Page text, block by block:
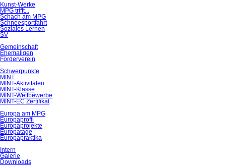
Kunst-Werke
MPG trifft...
Schach am MPG
Schneesportfahrt
Soziales Lernen
SV
Gemeinschaft
Ehemaligen
Förderverein
Schwerpunkte
MINT
MINT-Aktivitäten
MINT-Klasse
MINT-Wettbewerbe
MINT-EC Zertifikat
Europa am MPG
Europaprofil
Europaprojekte
Europatage
Europapraktika
Intern
Galerie
Downloads